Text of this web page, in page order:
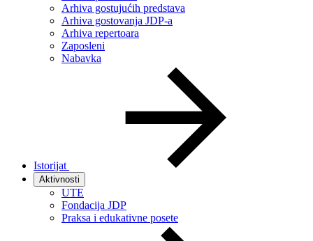
Arhiva gostujućih predstava
Arhiva gostovanja JDP-a
Arhiva repertoara
Zaposleni
Nabavka
Istorijat
Aktivnosti
UTE
Fondacija JDP
Praksa i edukativne posete